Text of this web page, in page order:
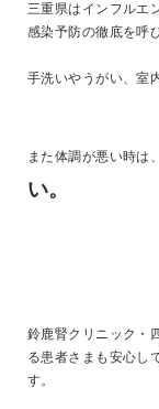
三重県はインフルエ
感染予防の徹底を呼
手洗いやうがい、室
また体調が悪い時は、
い。
鈴鹿腎クリニック・
る患者さまも安心し
す。